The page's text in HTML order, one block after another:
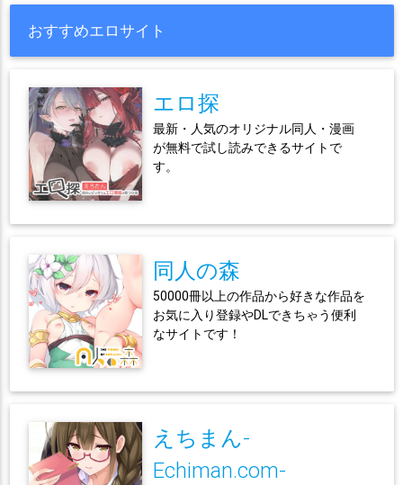
おすすめエロサイト
エロ探
最新・人気のオリジナル同人・漫画
が無料で試し読みできるサイトで
す。
同人の森
50000冊以上の作品から好きな作品を
お気に入り登録やDLできちゃう便利
なサイトです！
えちまん-
Echiman.com-